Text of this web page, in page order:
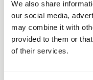
We also share
our social media,
may combine it with
provided to them or
of their services.
BOKA
Din